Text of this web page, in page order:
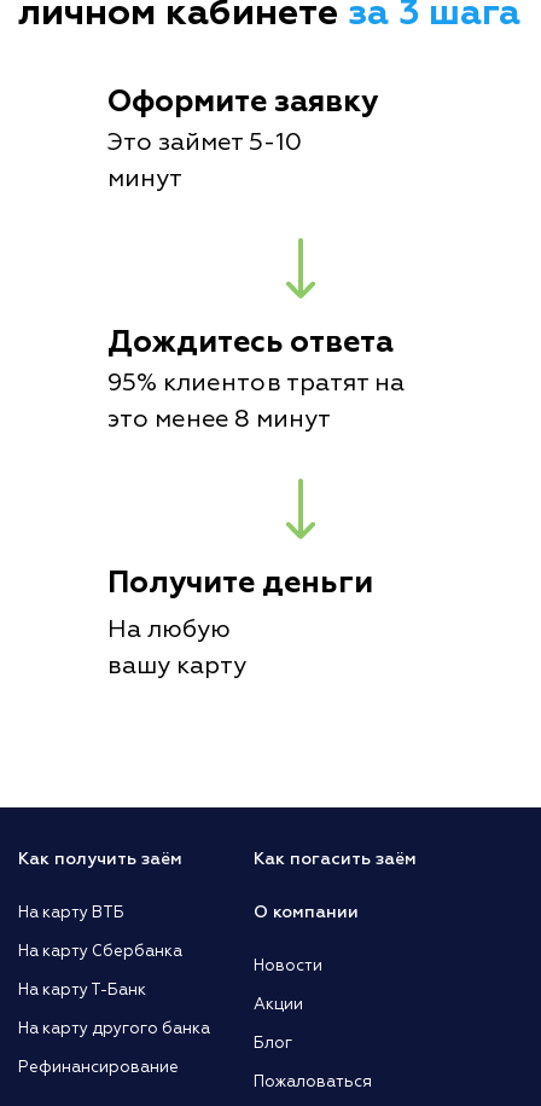
личном кабинете за 3 шага
Оформите заявку
Это займет 5-10
минут
Дождитесь ответа
95% клиентов тратят на
это менее 8 минут
Получите деньги
На любую
вашу карту
Как получить заём
На карту ВТБ
На карту Сбербанка
На карту Т-Банк
На карту другого банка
Рефинансирование
Как погасить заём
О компании
Новости
Акции
Блог
Пожаловаться